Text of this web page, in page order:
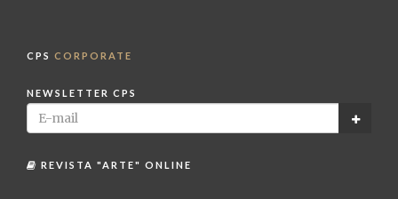
CPS CORPORATE
NEWSLETTER CPS
REVISTA "ARTE" ONLINE